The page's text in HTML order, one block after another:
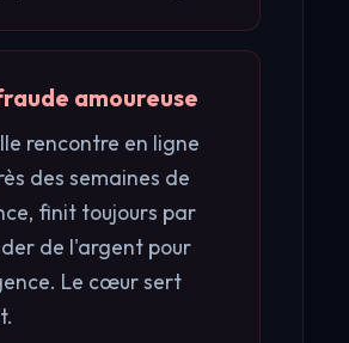
amoureuse
rencontre en ligne
des semaines de
finit toujours par
de l'argent pour
Le cœur sert